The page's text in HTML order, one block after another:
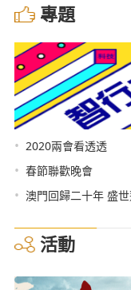
專題
• 2020兩會看透透
• 春節聯歡晚會
• 澳門回歸二十年 盛
活動